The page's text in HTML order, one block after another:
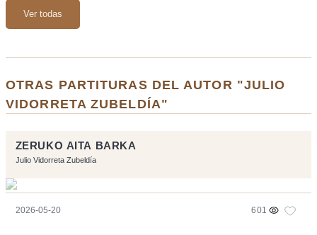
Ver todas
OTRAS PARTITURAS DEL AUTOR "JULIO
VIDORRETA ZUBELDÍA"
ZERUKO AITA BARKA
Julio Vidorreta Zubeldía
2026-05-20 601